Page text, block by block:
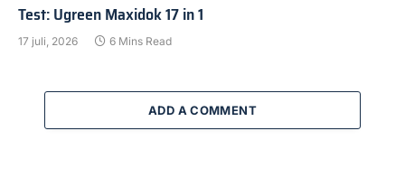
Test: Ugreen Maxidok 17 in 1
17 juli, 2026 6 Mins Read
ADD A COMMENT